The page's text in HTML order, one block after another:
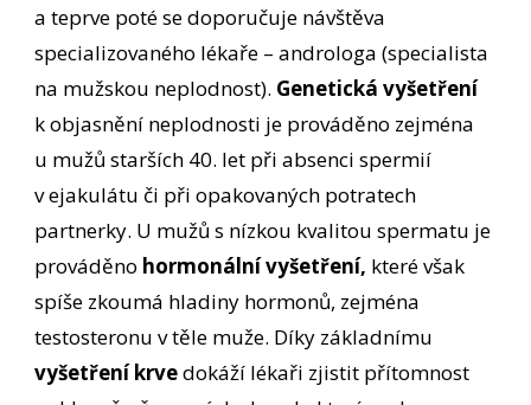
a teprve poté se doporučuje návštěva
specializovaného lékaře – androloga (specialista
na mužskou neplodnost). Genetická vyšetření
k objasnění neplodnosti je prováděno zejména
u mužů starších 40. let při absenci spermií
v ejakulátu či při opakovaných potratech
partnerky. U mužů s nízkou kvalitou spermatu je
prováděno hormonální vyšetření, které však
spíše zkoumá hladiny hormonů, zejména
testosteronu v těle muže. Díky základnímu
vyšetření krvedokáží lékaři zjistit přítomnost